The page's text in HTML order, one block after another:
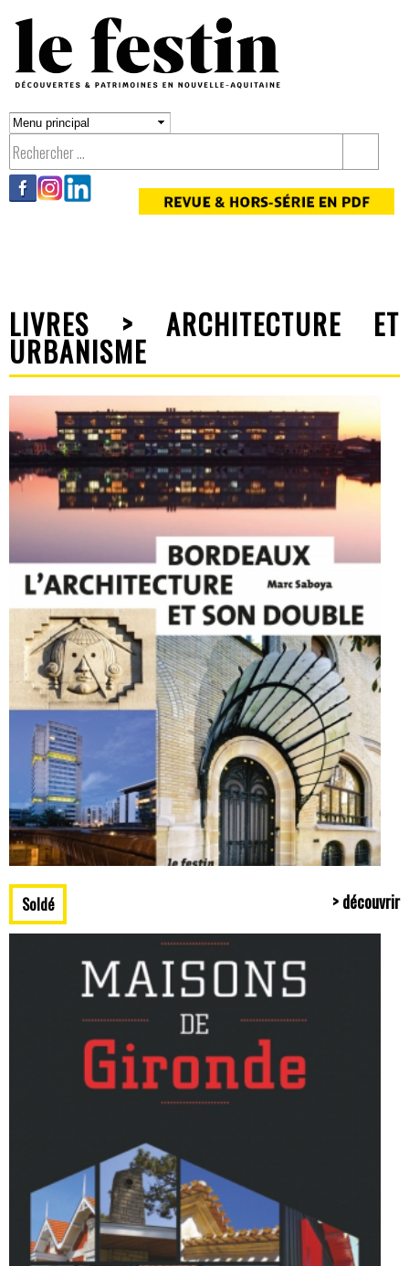
principal
LIVRES > ARCHITECTURE ET
URBANISME
Soldé > découvrir